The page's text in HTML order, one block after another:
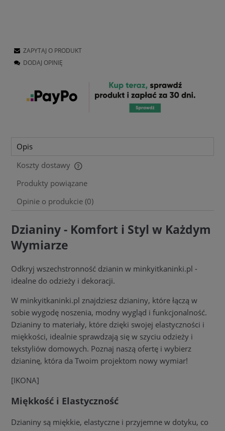
ZAPYTAJ O PRODUKT
DODAJ OPINIĘ
Opis
Koszty dostawy
Cena nie zawiera ewentualnych kosztów płatności
Produkty powiązane
Opinie o produkcie (0)
Dzianiny - Komfort i Styl w Każdym
Wymiarze
Odkryj wszechstronność dzianin w minkyitkaninki.pl -
idealne do odzieży i dekoracji.
W minkyitkaninki.pl znajdziesz dzianiny, które łączą w
sobie wygodę noszenia, modny wygląd i funkcjonalność.
Dzianiny to materiały, które dzięki swojej elastyczności i
miękkości, idealnie sprawdzają się w szyciu odzieży i
tekstyliów domowych. Poznaj naszą ofertę i wybierz
dzianinę, która da Twoim projektom nowy wymiar!
[IKONA]
Miękkość i Elastyczność
Dzianiny są miękkie, elastyczne i przyjemne w dotyku, co